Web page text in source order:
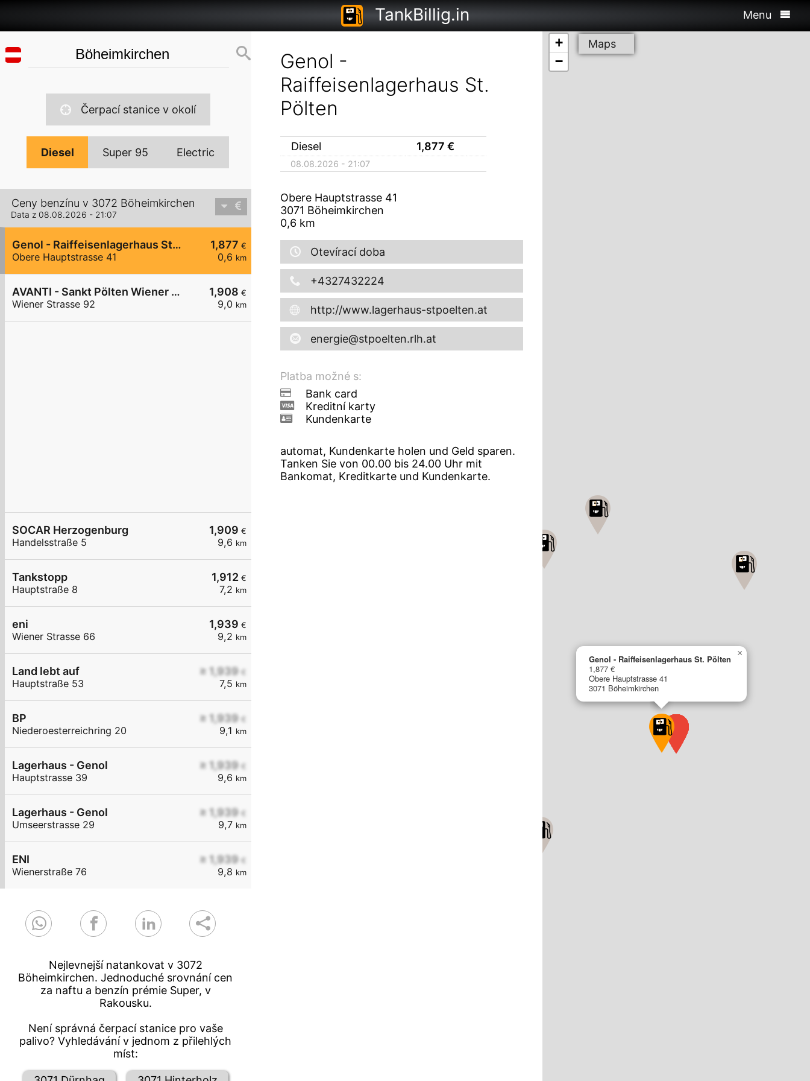
TankBillig.in Menu
Čerpací stanice v okolí
Diesel Super 95 Electric
Ceny benzínu v 3072 Böheimkirchen
Data z 08.08.2026 - 21:07
1,877 €
0,6 km
Genol - Raiffeisenlagerhaus St. Pölten
Obere Hauptstrasse 41
1,908 €
9,0 km
AVANTI - Sankt Pölten Wiener Straße 92
Wiener Strasse 92
1,909 €
9,6 km
SOCAR Herzogenburg
Handelsstraße 5
1,912 €
7,2 km
Tankstopp
Hauptstraße 8
1,939 €
9,2 km
eni
Wiener Strasse 66
≥ 1,939 €
7,5 km
Land lebt auf
Hauptstraße 53
≥ 1,939 €
9,1 km
BP
Niederoesterreichring 20
≥ 1,939 €
9,6 km
Lagerhaus - Genol
Hauptstrasse 39
≥ 1,939 €
9,7 km
Lagerhaus - Genol
Umseerstrasse 29
≥ 1,939 €
9,8 km
ENI
Wienerstraße 76
Nejlevnejší natankovat v 3072
Böheimkirchen. Jednoduché srovnání cen
za naftu a benzín prémie Super, v
Rakousku.
Není správná čerpací stanice pro vaše
palivo? Vyhledávání v jednom z přilehlých
míst:
Genol -
Raiffeisenlagerhaus St.
Pölten
Diesel 1,877 €
08.08.2026 - 21:07
Obere Hauptstrasse 41
3071 Böheimkirchen
0,6 km
Otevírací doba
+4327432224
http://www.lagerhaus-stpoelten.at
energie@stpoelten.rlh.at
Platba možné s:
Bank card
Kreditní karty
Kundenkarte
automat, Kundenkarte holen und Geld sparen.
Tanken Sie von 00.00 bis 24.00 Uhr mit
Bankomat, Kreditkarte und Kundenkarte.
Genol - Raiffeisenlagerhaus St. Pölten
1,877 €
Obere Hauptstrasse 41
3071 Böheimkirchen
×
+
−
Maps